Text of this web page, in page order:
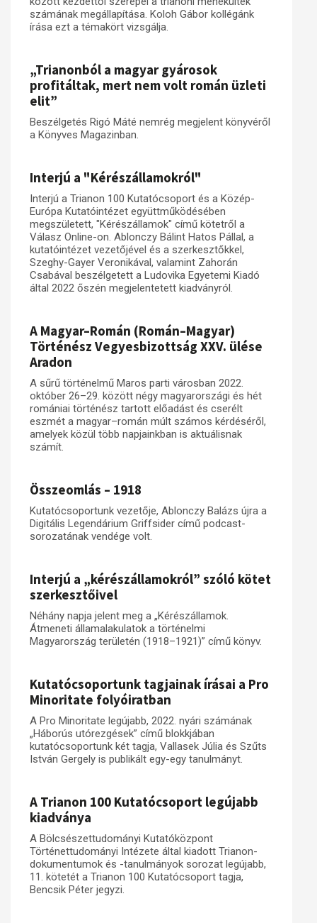
számának megállapítása. Koloh Gábor kollégánk
írása ezt a témakört vizsgálja.
„Trianonból a magyar gyárosok
profitáltak, mert nem volt román üzleti
elit”
Beszélgetés Rigó Máté nemrég megjelent könyvéről
a Könyves Magazinban.
Interjú a "Kérészállamokról"
Interjú a Trianon 100 Kutatócsoport és a Közép-
Európa Kutatóintézet együttműködésében
megszületett, "Kérészállamok" című kötetről a
Válasz Online-on. Ablonczy Bálint Hatos Pállal, a
kutatóintézet vezetőjével és a szerkesztőkkel,
Szeghy-Gayer Veronikával, valamint Zahorán
Csabával beszélgetett a Ludovika Egyetemi Kiadó
által 2022 őszén megjelentetett kiadványról.
A Magyar–Román (Román–Magyar)
Történész Vegyesbizottság XXV. ülése
Aradon
A sűrű történelmű Maros parti városban 2022.
október 26–29. között négy magyarországi és hét
romániai történész tartott előadást és cserélt
eszmét a magyar–román múlt számos kérdéséről,
amelyek közül több napjainkban is aktuálisnak
számít.
Összeomlás – 1918
Kutatócsoportunk vezetője, Ablonczy Balázs újra a
Digitális Legendárium Griffsider című podcast-
sorozatának vendége volt.
Interjú a „kérészállamokról” szóló kötet
szerkesztőivel
Néhány napja jelent meg a „Kérészállamok.
Átmeneti államalakulatok a történelmi
Magyarország területén (1918–1921)” című könyv.
Kutatócsoportunk tagjainak írásai a Pro
Minoritate folyóiratban
A Pro Minoritate legújabb, 2022. nyári számának
„Háborús utórezgések” című blokkjában
kutatócsoportunk két tagja, Vallasek Júlia és Szűts
István Gergely is publikált egy-egy tanulmányt.
A Trianon 100 Kutatócsoport legújabb
kiadványa
A Bölcsészettudományi Kutatóközpont
Történettudományi Intézete által kiadott Trianon-
dokumentumok és -tanulmányok sorozat legújabb,
11. kötetét a Trianon 100 Kutatócsoport tagja,
Bencsik Péter jegyzi.